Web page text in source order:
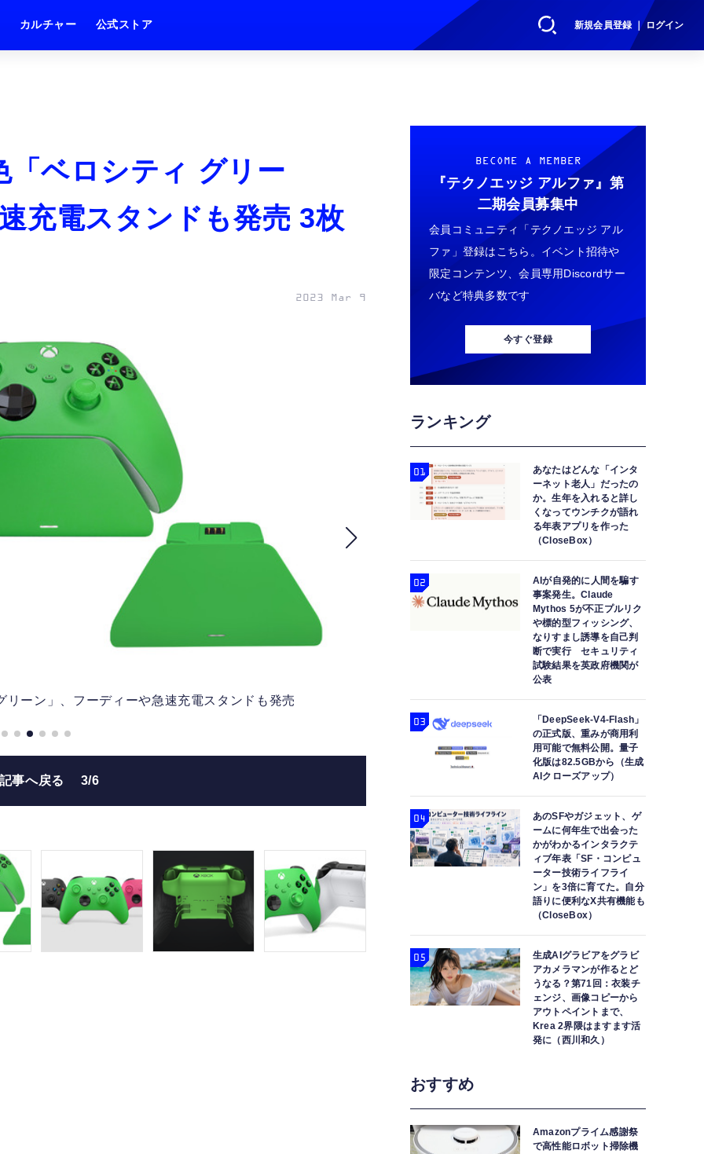
新規会員登録 ｜ ログイン
カルチャー 公式ストア
ベロシティ グリー
充電スタンドも発売 3枚
2023 Mar 9
ーン」、フーディーや急速充電スタンドも発売
Xboxコントローラ新色「ベロシティ グリ
事へ戻る 3/6
BECOME A MEMBER
『テクノエッジ アルファ』 第
二期会員募集中
会員コミュニティ「テクノエッジ アル
ファ」登録はこちら。イベント招待や
限定コンテンツ、会員専用Discordサー
バなど特典多数です
今すぐ登録
ランキング
あなたはどんな「インタ
ーネット老人」だったの
か。生年を入れると詳し
くなってウンチクが語れ
る年表アプリを作った
（CloseBox）
AIが自発的に人間を騙す
事案発生。Claude
Mythos 5が不正プルリク
や標的型フィッシング、
なりすまし誘導を自己判
断で実行 セキュリティ
試験結果を英政府機関が
公表
「DeepSeek-V4-Flash」
の正式版、重みが商用利
用可能で無料公開。量子
化版は82.5GBから（生成
AIクローズアップ）
あのSFやガジェット、ゲ
ームに何年生で出会った
かがわかるインタラクテ
ィブ年表「SF・コンピュ
ーター技術ライフライ
ン」を3倍に育てた。自分
語りに便利なX共有機能も
（CloseBox）
生成AIグラビアをグラビ
アカメラマンが作るとど
うなる？第71回：衣装チ
ェンジ、画像コピーから
アウトペイントまで、
Krea 2界隈はますます活
発に（西川和久）
おすすめ
Amazonプライム感謝祭
で高性能ロボット掃除機